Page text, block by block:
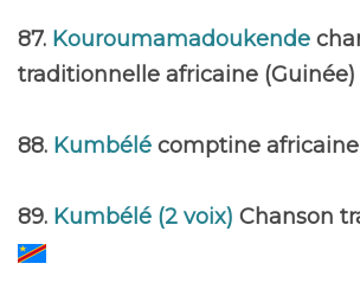
87. Kouroumamadoukende
traditionnelle africaine (Guinée)
88. Kumbélé comptine africaine
89. Kumbélé (2 voix) Chanson